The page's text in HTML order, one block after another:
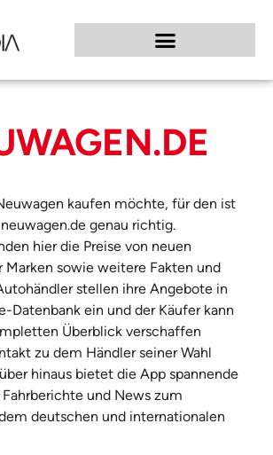
kaufen möchte, für den ist
genau richtig.
hier die Preise von neuen
Marken sowie weitere Fakten und
stellen ihre Angebote in
Datenbank ein und der Käufer kann
Überblick verschaffen
zu dem Händler seiner Wahl
hinaus bietet die App spannende
und News zum
deutschen und internationalen